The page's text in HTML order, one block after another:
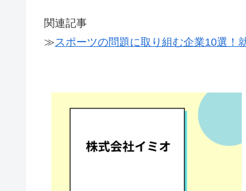
関連記事
≫スポーツの問題に取り組む企業10選！